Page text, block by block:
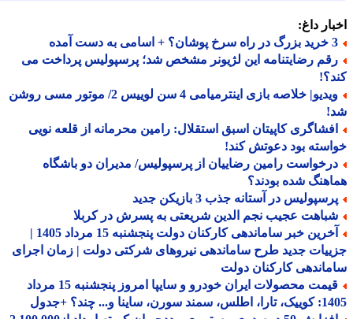
داغ:
رضایتنامه این لژیونر مشخص شد؛ پرسپولیس پرداخت می
ویدیو| خلاصه بازی اینترمیامی 4 سن لوییس 2/ موتور مسی روشن
کاپیتان اسبق استقلال: رامین محرمانه از قلعه نویی
بود دعوتش کند!
رامین رضاییان از پرسپولیس/ مدیران دو باشگاه
شده بودند؟
در آستانه جذب 3 بازیکن جدید
عجیب نجم الدین شریعتی به پسرش در کربلا
آخرین خبر ساماندهی کارکنان دولت پنجشنبه 15 مرداد 1405 |
جدید طرح ساماندهی نیروهای شرکتی دولت | زمان اجرای
کارکنان دولت
قیمت محصولات ایران خودرو و سایپا امروز پنجشنبه 15 مرداد
ساینا و... چند؟ +جدول